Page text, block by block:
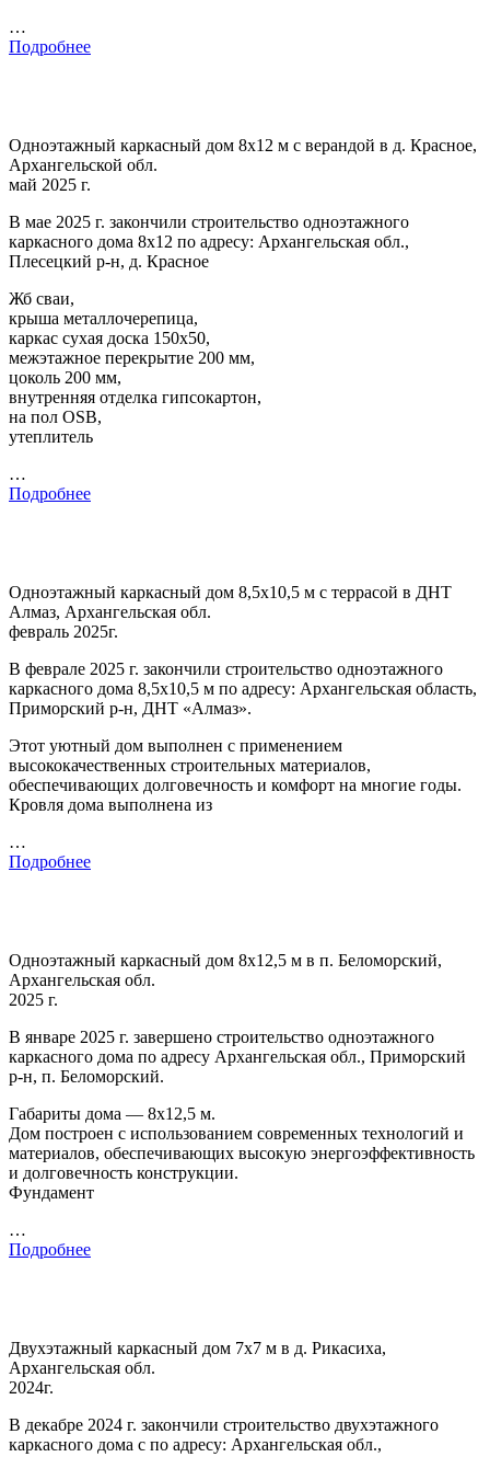
…
Подробнее
Одноэтажный каркасный дом 8х12 м с верандой в д. Красное,
Архангельской обл.
май 2025 г.
В мае 2025 г. закончили строительство одноэтажного
каркасного дома 8х12 по адресу: Архангельская обл.,
Плесецкий р-н, д. Красное
Жб сваи,
крыша металлочерепица,
каркас сухая доска 150х50,
межэтажное перекрытие 200 мм,
цоколь 200 мм,
внутренняя отделка гипсокартон,
на пол OSB,
утеплитель
…
Подробнее
Одноэтажный каркасный дом 8,5х10,5 м с террасой в ДНТ
Алмаз, Архангельская обл.
февраль 2025г.
В феврале 2025 г. закончили строительство одноэтажного
каркасного дома 8,5х10,5 м по адресу: Архангельская область,
Приморский р-н, ДНТ «Алмаз».
Этот уютный дом выполнен с применением
высококачественных строительных материалов,
обеспечивающих долговечность и комфорт на многие годы.
Кровля дома выполнена из
…
Подробнее
Одноэтажный каркасный дом 8х12,5 м в п. Беломорский,
Архангельская обл.
2025 г.
В январе 2025 г. завершено строительство одноэтажного
каркасного дома по адресу Архангельская обл., Приморский
р-н, п. Беломорский.
Габариты дома — 8х12,5 м.
Дом построен с использованием современных технологий и
материалов, обеспечивающих высокую энергоэффективность
и долговечность конструкции.
Фундамент
…
Подробнее
Двухэтажный каркасный дом 7х7 м в д. Рикасиха,
Архангельская обл.
2024г.
В декабре 2024 г. закончили строительство двухэтажного
каркасного дома с по адресу: Архангельская обл.,